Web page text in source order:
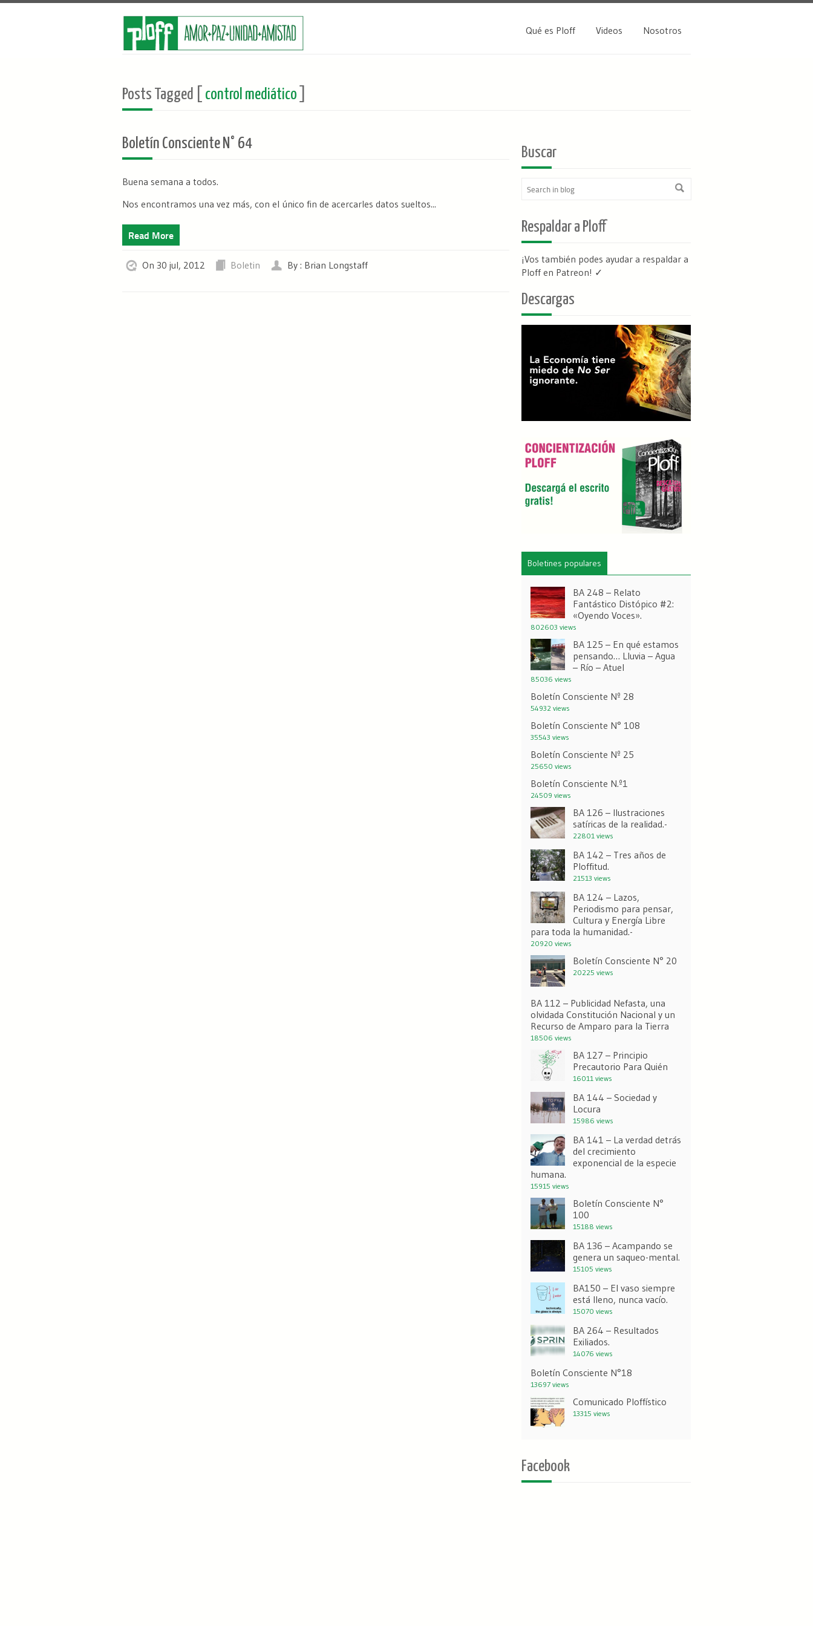
Qué es Ploff Videos Nosotros
Posts Tagged [ control mediático
Boletín Consciente N° 64
Buena semana a todos.
Nos encontramos una vez más, con el único fin de acercarles datos sueltos...
Read More
On 30 jul, 2012 Boletin By : Brian Longstaff
Buscar
Respaldar a Ploff
¡Vos también podes ayudar a respaldar a
Ploff en Patreon! ✓
Descargas
Boletines populares
BA 248 – Relato
Fantástico Distópico #2:
«Oyendo Voces».
802603 views
BA 125 – En qué estamos
pensando… Lluvia – Agua
– Río – Atuel
85036 views
Boletín Consciente Nº 28
54932 views
Boletín Consciente N° 108
35543 views
Boletín Consciente Nº 25
25650 views
Boletín Consciente N.º1
24509 views
BA 126 – Ilustraciones
satíricas de la realidad.-
22801 views
BA 142 – Tres años de
Ploffitud.
21513 views
BA 124 – Lazos,
Periodismo para pensar,
Cultura y Energía Libre
para toda la humanidad.-
20920 views
Boletín Consciente N° 20
20225 views
BA 112 – Publicidad Nefasta, una
olvidada Constitución Nacional y un
Recurso de Amparo para la Tierra
18506 views
BA 127 – Principio
Precautorio Para Quién
16011 views
BA 144 – Sociedad y
Locura
15986 views
BA 141 – La verdad detrás
del crecimiento
exponencial de la especie
humana.
15915 views
Boletín Consciente N°
100
15188 views
BA 136 – Acampando se
genera un saqueo-mental.
15105 views
BA150 – El vaso siempre
está lleno, nunca vacío.
15070 views
BA 264 – Resultados
Exiliados.
14076 views
Boletín Consciente N°18
13697 views
Comunicado Ploffístico
13315 views
Facebook